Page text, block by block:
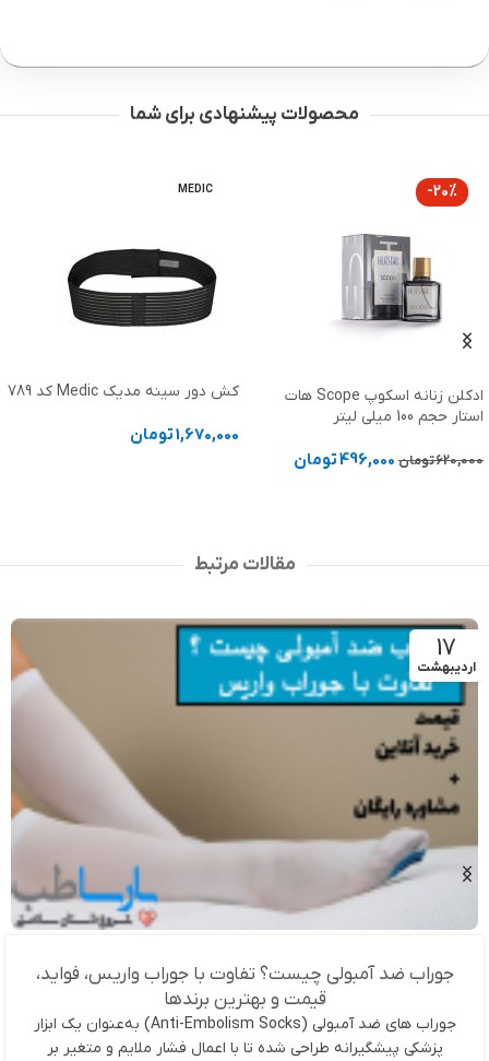
محصولات پیشنهادی برای شما
-20%
ادکلن زنانه اسکوپ Scope هات
استار حجم 100 میلی لیتر
620,000تومان 496,000تومان
MEDIC
کش دور سینه مدیک Medic کد 789
1,670,000تومان
مقالات مرتبط
17
اردیبهشت
جوراب ضد آمبولی چیست؟ تفاوت با جوراب واریس، فواید،
قیمت و بهترین برندها
جوراب های ضد آمبولی (Anti-Embolism Socks) به‌عنوان یک ابزار
پزشکی پیشگیرانه طراحی شده تا با اعمال فشار ملایم و متغیر بر